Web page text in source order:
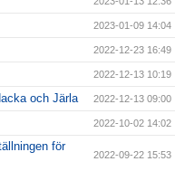
2023-01-09 14:04
2022-12-23 16:49
2022-12-13 10:19
och Järla 2022-12-13 09:00
2022-10-02 14:02
för
2022-09-22 15:53